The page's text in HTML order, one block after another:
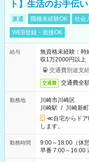
ト】生活のお手伝い
派遣 職種未経験OK 社会
WEB登録・面接OK
給与
無資格未経験：
収1万2000円以上
交通費別途支
交通費 交通費全
勤務地
川崎市川崎区
川崎駅 / 川崎新
≪自宅からドア
します。
勤務時間
9:00～18:00（休憩60分） ■ご希望があれば
早番 7:00～16:00 遅番 10:00
い」 「余裕を持